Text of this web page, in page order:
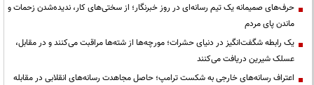
حرف‌های صمیمانه یک تیم رسانه‌ای در روز خبرنگار؛ از سختی‌های کار، ندیده‌شدن زحمات و
ماندن پای مردم
یک رابطه شگفت‌انگیز در دنیای حشرات؛ مورچه‌ها از شته‌ها مراقبت می‌کنند و در مقابل،
عسلک شیرین دریافت می‌کنند
اعتراف رسانه‌های خارجی به شکست ترامپ؛ حاصل مجاهدت رسانه‌های انقلابی در مقابله